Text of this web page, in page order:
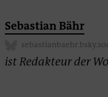
Sebastian Bähr
ist Redakteur der